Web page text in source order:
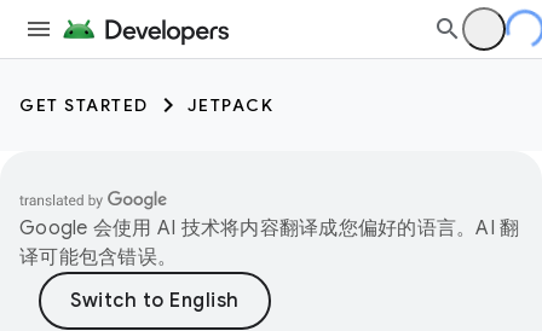
GET STARTED JETPACK
Google 会使用 AI 技术将内容翻译成您偏好的语言。AI 翻
译可能包含错误。